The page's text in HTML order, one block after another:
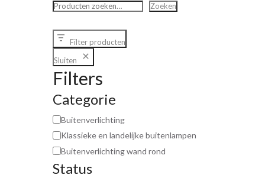
Zoeken
Filter producten
Sluiten
Filters
Categorie
Buitenverlichting
Klassieke en landelijke buitenlampen
Buitenverlichting wand rond
Status